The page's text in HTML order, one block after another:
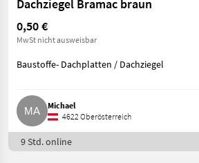
Dachziegel Bramac braun
0,50 €
MwSt nicht ausweisbar
Baustoffe- Dachplatten / Dachziegel
Michael
4622 Oberösterreich
9 Std. online